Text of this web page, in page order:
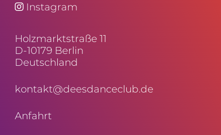
Instagram
Holz­markt­straße 11
D-10179 Berlin
Deutschland
kontakt@deesdanceclub.de
Anfahrt